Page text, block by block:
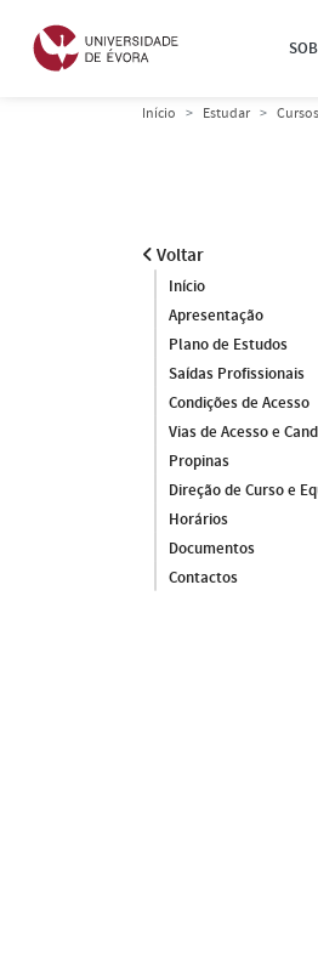
Início Estudar Cursos
Voltar
Início
Apresentação
Plano de Estudos
Saídas Profissionais
Condições de Acesso
Vias de Acesso e
Propinas
Direção de Curso e
Horários
Documentos
Contactos